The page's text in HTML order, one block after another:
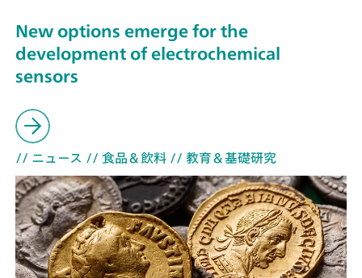
New options emerge for the
development of electrochemical
sensors
// ニュース // 食品＆飲料 // 教育＆基礎研究